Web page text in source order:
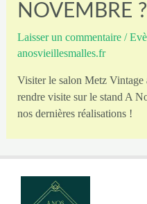
NOVEMBRE ?
Laisser un commentaire /
anosvieillesmalles.fr
Visiter le salon Metz Vintage
rendre visite sur le stand A
nos dernières réalisations !